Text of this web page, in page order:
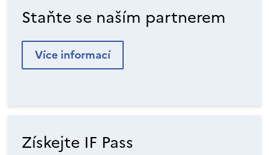
Staňte se naším partnerem
Více informací
Získejte IF Pass